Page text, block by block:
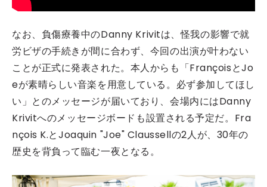
なお、負傷療養中のDanny Krivitは、怪我の影響で就
労ビザの手続きが間に合わず、今回の出演が叶わない
ことが正式に発表された。本人からも「FrançoisとJo
eが素晴らしい音楽を用意している。必ず参加してほし
い」とのメッセージが届いており、会場内にはDanny
Krivitへのメッセージボードも設置される予定だ。Fra
nçois K.とJoaquin "Joe" Claussellの2人が、30年の
歴史を背負って臨む一夜となる。